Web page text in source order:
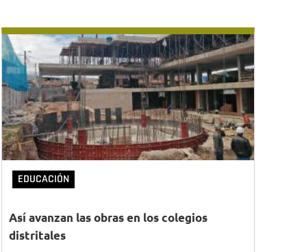
EDUCACIÓN
Así avanzan las obras en los colegios
distritales